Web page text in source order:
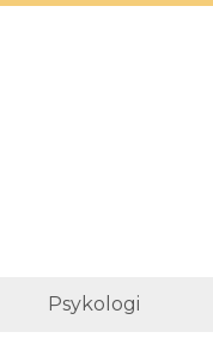
Psykologi